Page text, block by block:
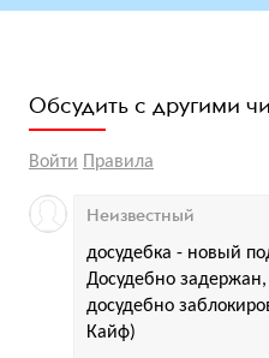
Обсудить с другими
Войти Правила
досудебка - новый
Досудебно
досудебно
Кайф)
Неизвестный